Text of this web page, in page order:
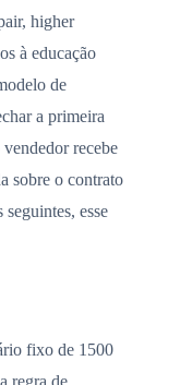
higher
à educação
de
a primeira
recebe
sobre o contrato
esse
fixo de 1500
regra de